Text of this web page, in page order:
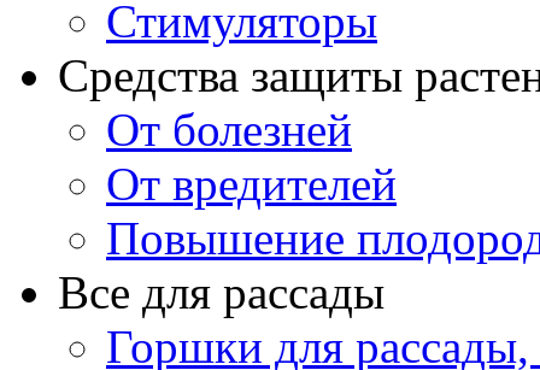
Стимуляторы
Средства защиты
От болезней
От вредителей
Повышение
Все для рассады
Горшки для рассады,